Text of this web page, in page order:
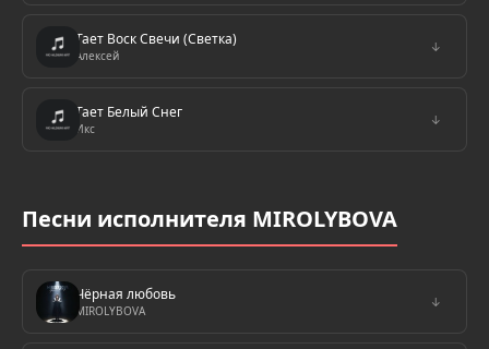
Тает Воск Свечи (Светка)
Алексей
↓
Тает Белый Снег
Икс
↓
Песни исполнителя MIROLYBOVA
Чёрная любовь
MIROLYBOVA
↓